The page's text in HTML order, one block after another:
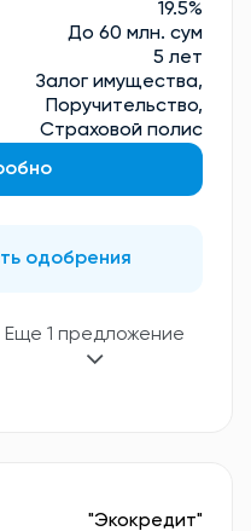
19.5%
До 60 млн. сум
5 лет
Залог имущества,
Поручительство,
Страховой полис
одобрения
Еще 1 предложение
"Экокредит"